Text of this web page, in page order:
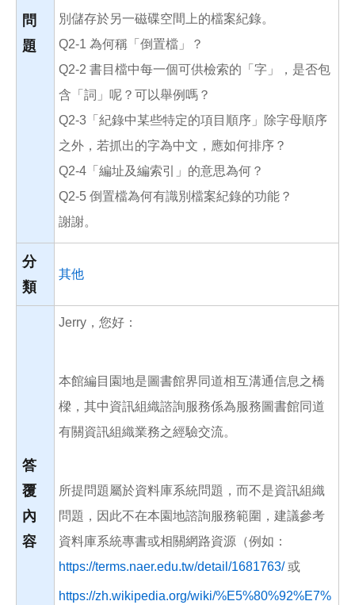
問
題
別儲存於另一磁碟空間上的檔案紀錄。
Q2-1 為何稱「倒置檔」？
Q2-2 書目檔中每一個可供檢索的「字」，是否包
含「詞」呢？可以舉例嗎？
Q2-3「紀錄中某些特定的項目順序」除字母順序
之外，若抓出的字為中文，應如何排序？
Q2-4「編址及編索引」的意思為何？
Q2-5 倒置檔為何有識別檔案紀錄的功能？
謝謝。
分
類
其他
答
覆
內
容
Jerry，您好：
本館編目園地是圖書館界同道相互溝通信息之橋
樑，其中資訊組織諮詢服務係為服務圖書館同道
有關資訊組織業務之經驗交流。
所提問題屬於資料庫系統問題，而不是資訊組織
問題，因此不在本園地諮詢服務範圍，建議參考
資料庫系統專書或相關網路資源（例如：
https://terms.naer.edu.tw/detail/1681763/或
https://zh.wikipedia.org/wiki/%E5%80%92%E7%